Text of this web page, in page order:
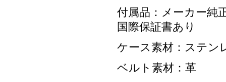
付属品：メーカー純
国際保証書あり
ケース素材：ステン
ベルト素材：革